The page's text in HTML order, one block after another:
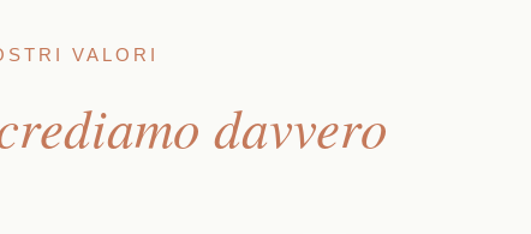
VALORI
davvero